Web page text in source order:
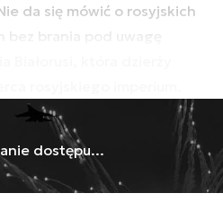
da się mówić o rosyjskich
bez brania pod uwagę
dostępu...